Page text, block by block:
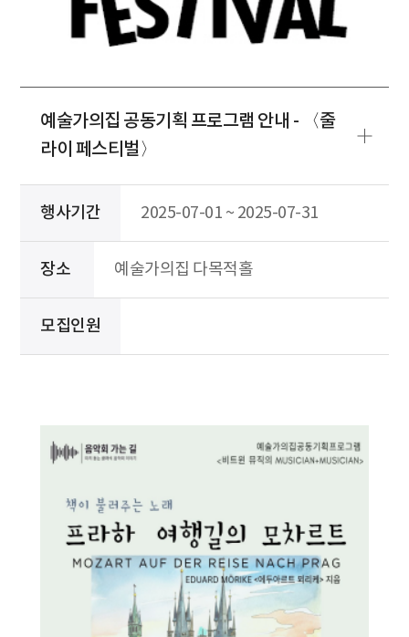
예술가의집 공동기획 프로그램 안내 - 〈줄
라이 페스티벌〉
행사기간 2025-07-01 ~ 2025-07-31
장소 예술가의집 다목적홀
모집인원